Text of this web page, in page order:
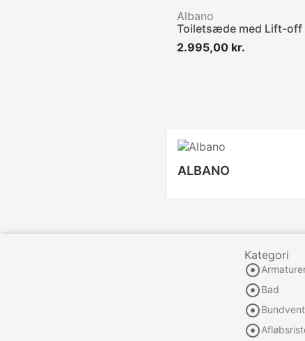
Albano
Toiletsæde med Lift-off
2.995,00 kr.
ALBANO
Kategori

Bad

